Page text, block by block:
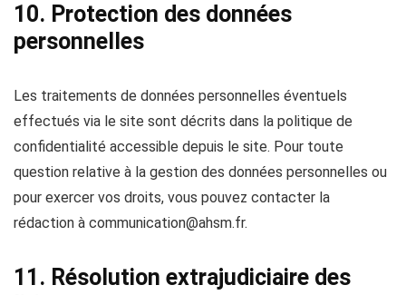
10. Protection des données
personnelles
Les traitements de données personnelles éventuels
effectués via le site sont décrits dans la politique de
confidentialité accessible depuis le site. Pour toute
question relative à la gestion des données personnelles ou
pour exercer vos droits, vous pouvez contacter la
rédaction à communication@ahsm.fr.
11. Résolution extrajudiciaire des